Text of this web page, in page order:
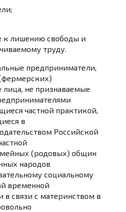
лишению свободы и
труду.
предприниматели,
лица, не признаваемые
частной практикой,
в
Российской
(родовых) общин
народов
социальному
временной
в связи с материнством в